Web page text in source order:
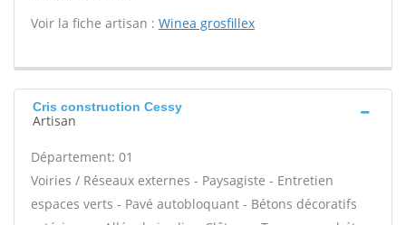
Voir la fiche artisan : Winea grosfillex
Cris construction Cessy
Artisan
Département: 01
Voiries / Réseaux externes - Paysagiste - Entretien
espaces verts - Pavé autobloquant - Bétons décoratifs